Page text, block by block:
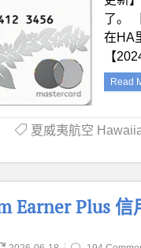
了。
在HA
【
Read
夏威夷航空
Earner Plus